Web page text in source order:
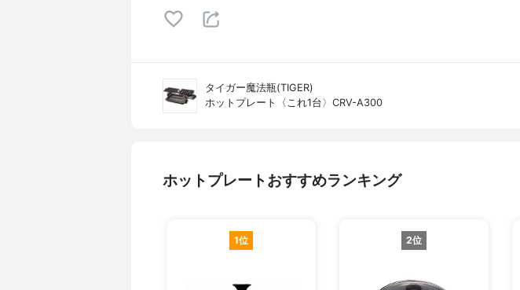
タイガー魔法瓶(TIGER)
ホットプレート〈これ1台〉CRV-A300
ホットプレートおすすめランキング
1位 2位